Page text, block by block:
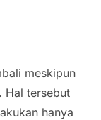
meskipun
. Hal tersebut
hanya